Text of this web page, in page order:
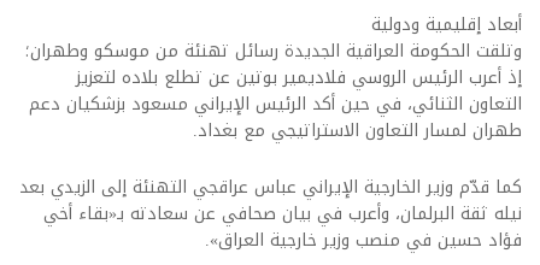
أبعاد إقليمية ودولية
وتلقت الحكومة العراقية الجديدة رسائل تهنئة من موسكو وطهران؛
إذ أعرب الرئيس الروسي فلاديمير بوتين عن تطلع بلاده لتعزيز
التعاون الثنائي، في حين أكد الرئيس الإيراني مسعود بزشكيان دعم
طهران لمسار التعاون الاستراتيجي مع بغداد.
كما قدّم وزير الخارجية الإيراني عباس عراقجي التهنئة إلى الزيدي بعد
نيله ثقة البرلمان، وأعرب في بيان صحافي عن سعادته بـ«بقاء أخي
فؤاد حسين في منصب وزير خارجية العراق».